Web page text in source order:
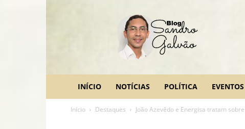
Sandro
INÍCIO NOTÍCIAS POLÍTICA EVENTOS
Início Destaques João Azevêdo e Energisa tratam